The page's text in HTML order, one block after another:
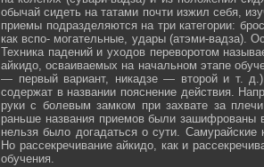
обычай сидеть на татами почти изжил себя,
приемы подразделяются на три категории:
как вспо- могательные, удары (атэми-вадза).
Техника падений и уходов переворотом
айкидо, осваиваемых на начальном этапе
— первый вариант, никадзе — второй и т.
содержат в названии пояснение действия.
руки с болевым замком при захвате за
раньше названия приемов были зашифрованы
нельзя было догадаться о сути.
Но рассекречивание айкидо, как и
обучения.